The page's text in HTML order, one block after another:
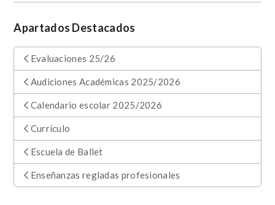
Apartados Destacados
Evaluaciones 25/26
Audiciones Académicas 2025/2026
Calendario escolar 2025/2026
Currículo
Escuela de Ballet
Enseñanzas regladas profesionales